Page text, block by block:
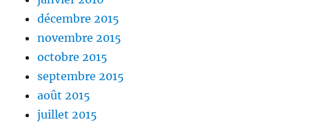
décembre 2015
novembre 2015
octobre 2015
septembre 2015
août 2015
juillet 2015